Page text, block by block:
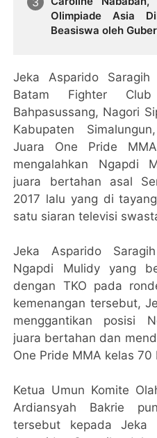
Olimpiade Asia
Beasiswa oleh
Jeka Asparido
Batam Fighter
Bahpasussang, Nagori
Kabupaten
Juara One Pride
mengalahkan Ngapdi
juara bertahan asal
2017 lalu yang di
satu siaran televisi
Jeka Asparido
Ngapdi Mulidy yang
dengan TKO pada
kemenangan tersebut,
menggantikan posisi
juara bertahan dan
One Pride MMA kelas 70
Ketua Umun Komite
Ardiansyah Bakrie
tersebut kepada Jeka